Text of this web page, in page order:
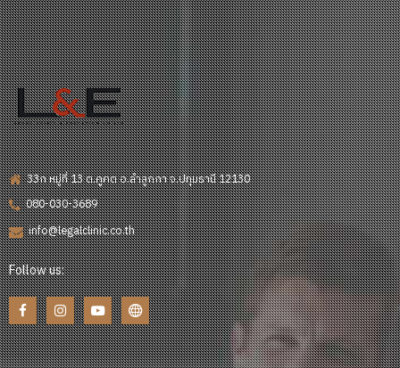
33ก หมู่ที่ 13 ต.คูคต อ.ลำลูกกา จ.ปทุมธานี 12130
080-030-3689
info@legalclinic.co.th
Follow us: